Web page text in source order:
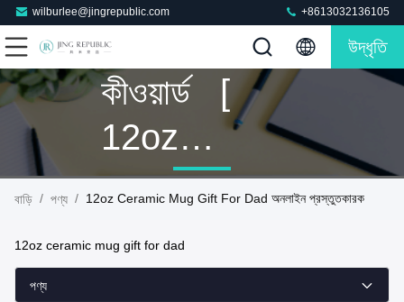
wilburlee@jingrepublic.com +8613032136105
উদ্ধৃতি
কীওয়ার্ড [
12oz
Ceramic
Dad ] মিল 4
বাড়ি / পণ্য / 12oz Ceramic Mug Gift For Dad অনলাইন প্রস্তুতকারক
12oz ceramic mug gift for dad
পণ্য